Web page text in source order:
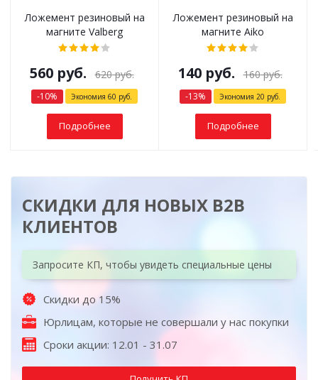
Ложемент резиновый на
магните Valberg
560руб. 620руб.
-10% Экономия 60 руб.
Подробнее
Ложемент резиновый на
магните Aiko
140руб. 160руб.
-13% Экономия 20 руб.
Подробнее
СКИДКИ ДЛЯ НОВЫХ B2B
КЛИЕНТОВ
Запросите КП, чтобы увидеть специальные цены
Скидки до 15%
Юрлицам, которые не совершали у нас покупки
Сроки акции: 12.01 - 31.07